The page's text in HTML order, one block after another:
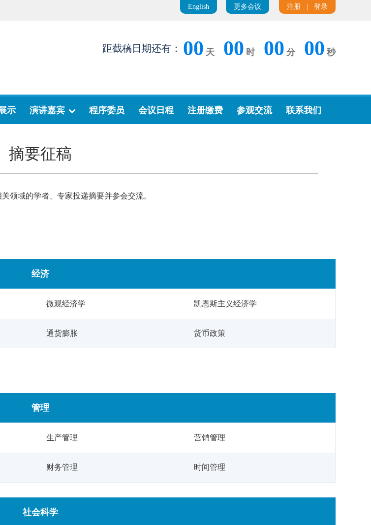
注册 登录
更多会议
English
距截稿日期还有： 00 天 00 时 00 分 00 秒
示 演讲嘉宾 程序委员 会议日程 注册缴费 参观交流 联系我们
摘要征稿
领域的学者、专家投递摘要并参会交流。
经济
微观经济学 凯恩斯主义经济学
通货膨胀 货币政策
管理
生产管理 营销管理
财务管理 时间管理
社会科学